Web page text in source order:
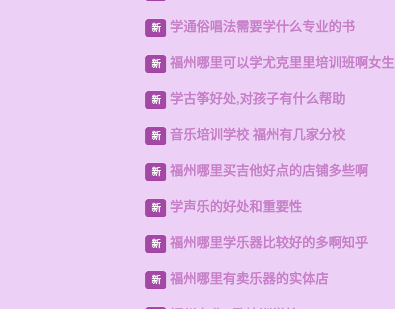
新 学通俗唱法需要学什么专业的书
新 福州哪里可以学尤克里里培训班啊女生
新 学古筝好处,对孩子有什么帮助
新 音乐培训学校 福州有几家分校
新 福州哪里买吉他好点的店铺多些啊
新 学声乐的好处和重要性
新 福州哪里学乐器比较好的多啊知乎
新 福州哪里有卖乐器的实体店